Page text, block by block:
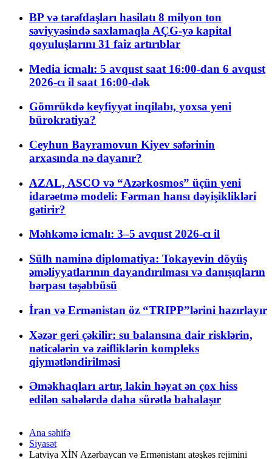
BP və tərəfdaşları hasilatı 8 milyon ton
səviyyəsində saxlamaqla AÇG-yə kapital
qoyuluşlarını 31 faiz artırıblar
Media icmalı: 5 avqust saat 16:00-dan 6 avqust
2026-cı il saat 16:00-dək
Gömrükdə keyfiyyət inqilabı, yoxsa yeni
bürokratiya?
Ceyhun Bayramovun Kiyev səfərinin
arxasında nə dayanır?
AZAL, ASCO və “Azərkosmos” üçün yeni
idarəetmə modeli: Fərman hansı dəyişiklikləri
gətirir?
Məhkəmə icmalı: 3–5 avqust 2026-cı il
Sülh naminə diplomatiya: Tokayevin döyüş
əməliyyatlarının dayandırılması və danışıqların
bərpası təşəbbüsü
İran və Ermənistan öz “TRIPP”lərini hazırlayır
Xəzər geri çəkilir: su balansına dair risklərin,
nəticələrin və zəifliklərin kompleks
qiymətləndirilməsi
Əməkhaqları artır, lakin həyat ən çox hiss
edilən sahələrdə daha sürətlə bahalaşır
Ana səhifə
Siyasət
Latviya XİN Azərbaycan və Ermənistanı atəşkəs rejimini